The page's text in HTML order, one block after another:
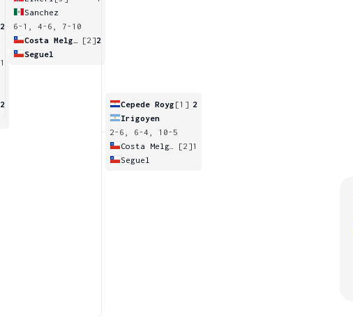
2
1
2
Sanchez
6-1, 4-6, 7-10
[2]2
Seguel
Cepede Royg [1] 2
Irigoyen
2-6, 6-4, 10-5
[2]1
Seguel